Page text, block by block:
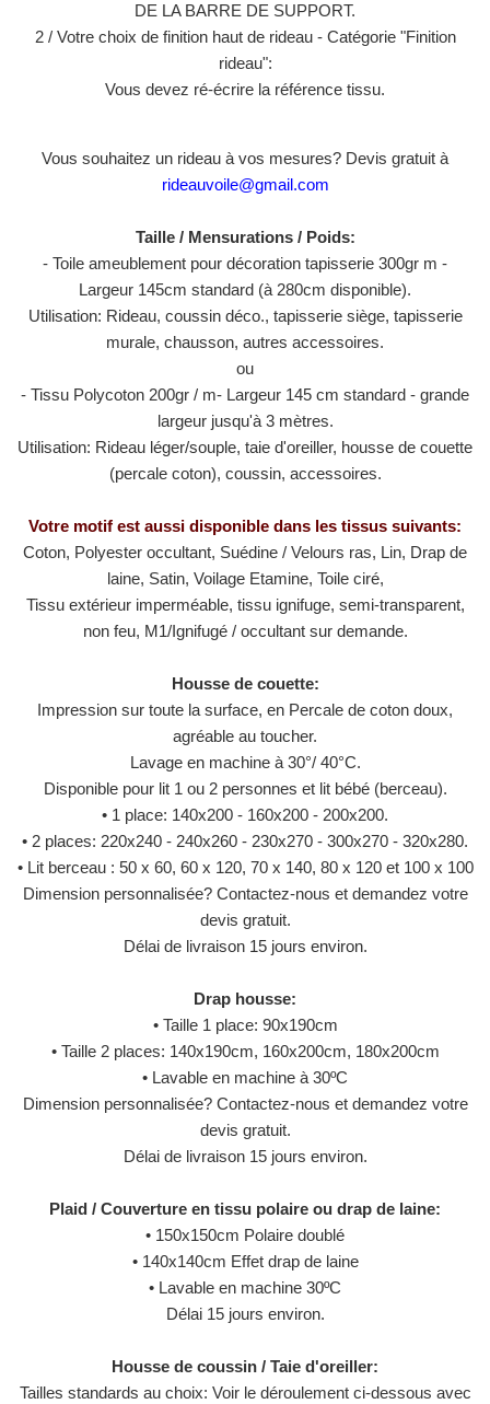
DE LA BARRE DE SUPPORT.
2 / Votre choix de finition haut de rideau - Catégorie "Finition
rideau":
Vous devez ré-écrire la référence tissu.
Vous souhaitez un rideau à vos mesures? Devis gratuit à
rideauvoile@gmail.com
Taille / Mensurations / Poids:
- Toile ameublement pour décoration tapisserie 300gr m -
Largeur 145cm standard (à 280cm disponible).
Utilisation: Rideau, coussin déco., tapisserie siège, tapisserie
murale, chausson, autres accessoires.
ou
- Tissu Polycoton 200gr / m- Largeur 145 cm standard - grande
largeur jusqu'à 3 mètres.
Utilisation: Rideau léger/souple, taie d'oreiller, housse de couette
(percale coton), coussin, accessoires.
Votre motif est aussi disponible dans les tissus suivants:
Coton, Polyester occultant, Suédine / Velours ras, Lin, Drap de
laine, Satin, Voilage Etamine, Toile ciré,
Tissu extérieur imperméable, tissu ignifuge, semi-transparent,
non feu, M1/​​Ignifugé / occultant sur demande.
Housse de couette:
Impression sur toute la surface, en Percale de coton doux,
agréable au toucher.
Lavage en machine à 30°/ 40°C.
Disponible pour lit 1 ou 2 personnes et lit bébé (berceau).
• 1 place: 140x200 - 160x200 - 200x200.
• 2 places: 220x240 - 240x260 - 230x270 - 300x270 - 320x280.
• Lit berceau : 50 x 60, 60 x 120, 70 x 140, 80 x 120 et 100 x 100
Dimension personnalisée? Contactez-nous et demandez votre
devis gratuit.
Délai de livraison 15 jours environ.
Drap housse:
• Taille 1 place: 90x190cm
• Taille 2 places: 140x190cm, 160x200cm, 180x200cm
• Lavable en machine à 30ºC
Dimension personnalisée? Contactez-nous et demandez votre
devis gratuit.
Délai de livraison 15 jours environ.
Plaid / Couverture en tissu polaire ou drap de laine:
• 150x150cm Polaire doublé
• 140x140cm Effet drap de laine
• Lavable en machine 30ºC
Délai 15 jours environ.
Housse de coussin / Taie d'oreiller:
Tailles standards au choix: Voir le déroulement ci-dessous avec